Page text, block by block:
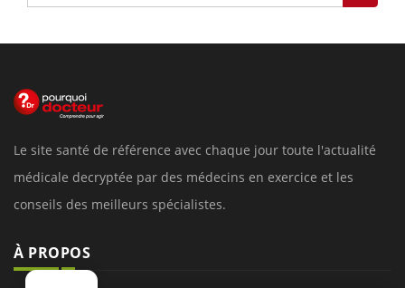
Le site santé de référence avec chaque jour toute l'actualité
médicale decryptée par des médecins en exercice et les
conseils des meilleurs spécialistes.
À PROPOS